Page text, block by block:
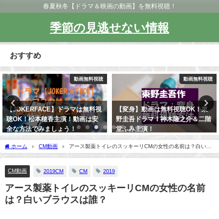
春夏秋冬【ドラマ＆映画の動画】を無料視聴！
季節の見逃せない情報
おすすめ
動画無料視聴
【JOKERFACE】ドラマは無料視
聴OK！松本穂香主演！動画は安
全な方法でみましょう！
動画無料視聴
【変身】動画は無料視聴OK！東
野圭吾ドラマ！神木隆之介＆二階
堂ふみ主演！
ホーム CM動画
アース製薬トイレのスッキーリCMの女性の名前は？白いブ
ラウスは誰？
CM動画 2019CM CM 2019
アース製薬トイレのスッキーリCMの女性の名前
は？白いブラウスは誰？